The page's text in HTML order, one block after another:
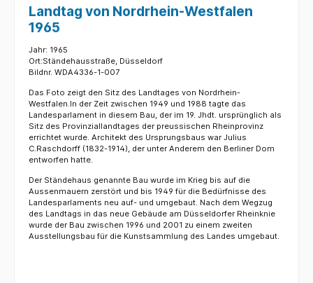
Landtag von Nordrhein-Westfalen
1965
Jahr: 1965
Ort:Ständehausstraße, Düsseldorf
Bildnr. WDA4336-1-007
Das Foto zeigt den Sitz des Landtages von Nordrhein-
Westfalen.In der Zeit zwischen 1949 und 1988 tagte das
Landesparlament in diesem Bau, der im 19. Jhdt. ursprünglich als
Sitz des Provinziallandtages der preussischen Rheinprovinz
errichtet wurde. Architekt des Ursprungsbaus war Julius
C.Raschdorff (1832-1914), der unter Anderem den Berliner Dom
entworfen hatte.
Der Ständehaus genannte Bau wurde im Krieg bis auf die
Aussenmauern zerstört und bis 1949 für die Bedürfnisse des
Landesparlaments neu auf- und umgebaut. Nach dem Wegzug
des Landtags in das neue Gebäude am Düsseldorfer Rheinknie
wurde der Bau zwischen 1996 und 2001 zu einem zweiten
Ausstellungsbau für die Kunstsammlung des Landes umgebaut.